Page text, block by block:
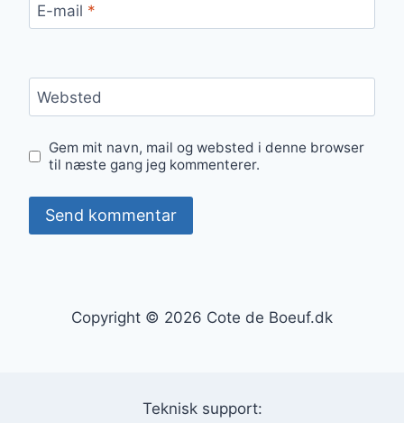
E-mail *
Websted
Gem mit navn, mail og websted i denne browser
til næste gang jeg kommenterer.
Copyright © 2026 Cote de Boeuf.dk
Teknisk support: